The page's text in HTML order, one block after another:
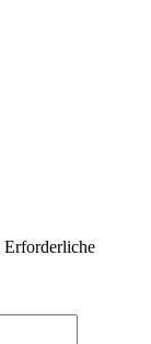
Erforderliche